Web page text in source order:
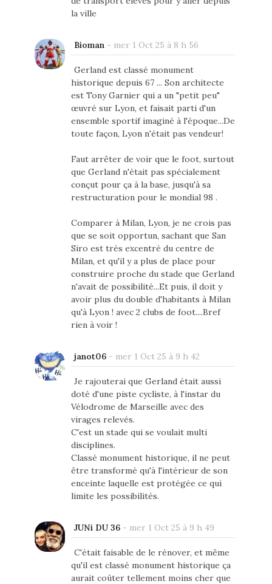
la ville
Bioman - mer 1 Oct 25 à 8 h 56
Gerland est classé monument
historique depuis 67 ... Son architecte
est Tony Garnier qui a un "petit peu"
œuvré sur Lyon, et faisait parti d'un
ensemble sportif imaginé à l'époque...De
toute façon, Lyon n'était pas vendeur!
Faut arrêter de voir que le foot, surtout
que Gerland n'était pas spécialement
conçut pour ça à la base, jusqu'à sa
restructuration pour le mondial 98 .
Comparer à Milan, Lyon, je ne crois pas
que se soit opportun, sachant que San
Siro est très excentré du centre de
Milan, et qu'il y a plus de place pour
construire proche du stade que Gerland
n'avait de possibilité...Et puis, il doit y
avoir plus du double d'habitants à Milan
qu'à Lyon ! avec 2 clubs de foot....Bref
rien à voir !
janot06- mer 1 Oct 25 à 9 h 42
Je rajouterai que Gerland était aussi
doté d'une piste cycliste, à l'instar du
Vélodrome de Marseille avec des
virages relevés.
C'est un stade qui se voulait multi
disciplines.
Classé monument historique, il ne peut
être transformé qu'à l'intérieur de son
enceinte laquelle est protégée ce qui
limite les possibilités.
JUNi DU 36- mer 1 Oct 25 à 9 h 49
C'était faisable de le rénover, et même
qu'il est classé monument historique ça
aurait coûter tellement moins cher que